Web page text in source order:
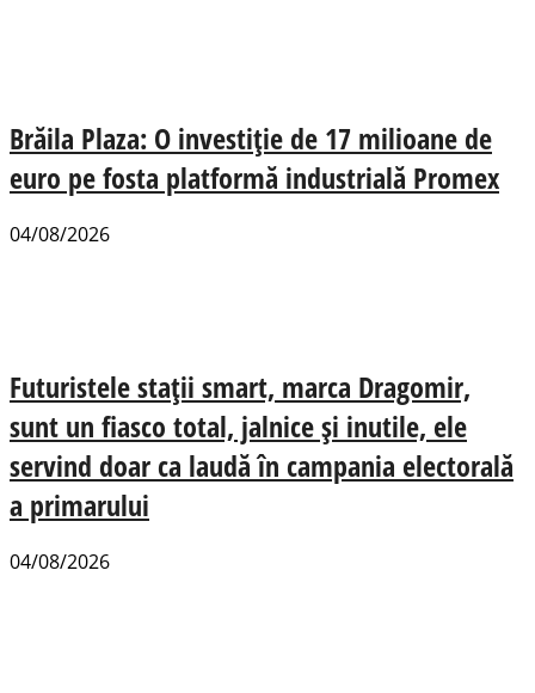
Brăila Plaza: O investiție de 17 milioane de
euro pe fosta platformă industrială Promex
04/08/2026
Futuristele stații smart, marca Dragomir,
sunt un fiasco total, jalnice și inutile, ele
servind doar ca laudă în campania electorală
a primarului
04/08/2026